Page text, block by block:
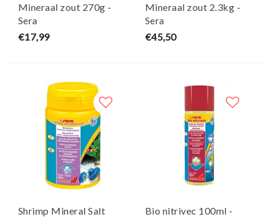
Mineraal zout 270g -
Sera
€17,99
Mineraal zout 2.3kg -
Sera
€45,50
Shrimp Mineral Salt
Bio nitrivec 100ml -